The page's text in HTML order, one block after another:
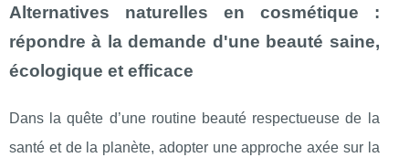
Alternatives naturelles en cosmétique :
répondre à la demande d'une beauté saine,
écologique et efficace
Dans la quête d’une routine beauté respectueuse de la
santé et de la planète, adopter une approche axée sur la